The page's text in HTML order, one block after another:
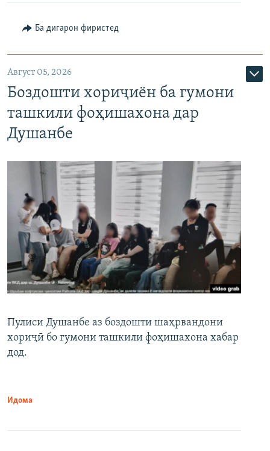
Ба дигарон фиристед
Август 05, 2026
Боздошти хориҷиён ба гумони
ташкили фоҳишахона дар
Душанбе
Пулиси Душанбе аз боздошти шаҳрвандони
хориҷӣ бо гумони ташкили фоҳишахона хабар
дод.
Идома